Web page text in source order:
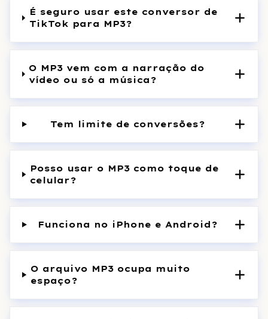
É seguro usar este conversor de
TikTok para MP3?
O MP3 vem com a narração do
vídeo ou só a música?
Tem limite de conversões?
Posso usar o MP3 como toque de
celular?
Funciona no iPhone e Android?
O arquivo MP3 ocupa muito
espaço?